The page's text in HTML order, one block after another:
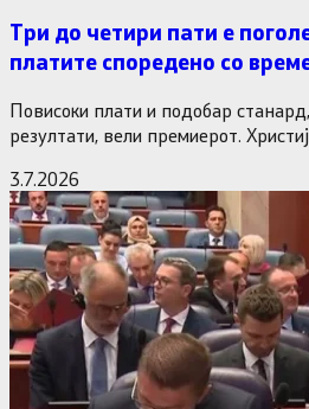
Три до четири пати е
платите споредено со
Повисоки плати и подобар
резултати, вели премиерот.
3.7.2026